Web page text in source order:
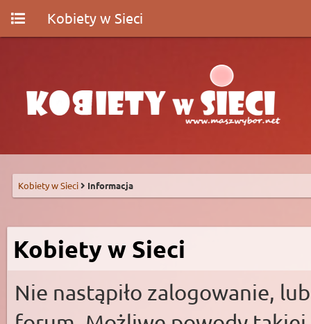
Kobiety w Sieci
Kobiety w Sieci Informacja
Kobiety w Sieci
Nie nastąpiło zalogowanie,